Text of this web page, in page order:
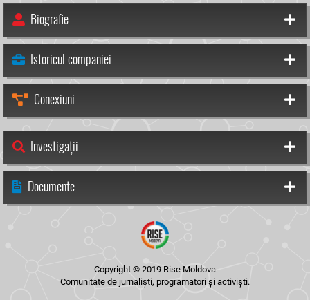
Biografie
Istoricul companiei
Conexiuni
Investigații
Documente
Copyright © 2019 Rise Moldova
Comunitate de jurnaliști, programatori și activiști.